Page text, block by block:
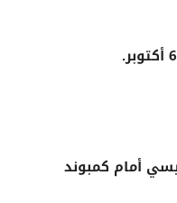
أمام كمبوند